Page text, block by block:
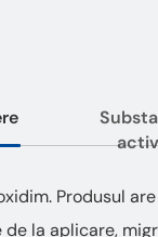
Produsul
la aplicare,